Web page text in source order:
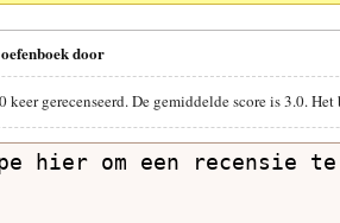
door
0keer gerecenseerd. De gemiddelde score is3.0.